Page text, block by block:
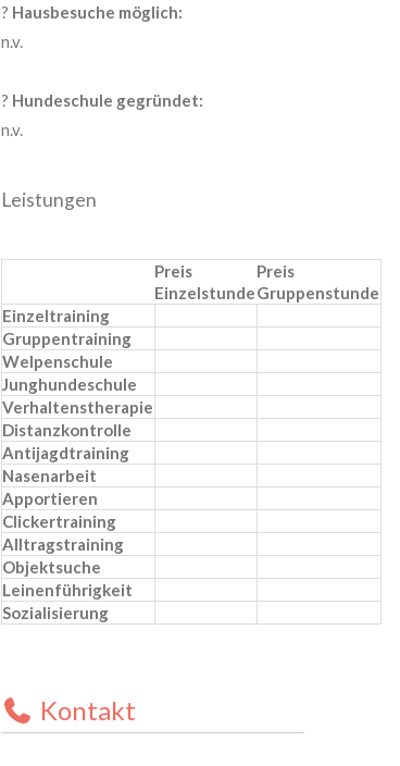
? Hausbesuche möglich:
n.v.
? Hundeschule gegründet:
n.v.
Leistungen
Preis
Einzelstunde
Preis
Gruppenstunde
Einzeltraining
Gruppentraining
Welpenschule
Junghundeschule
Verhaltenstherapie
Distanzkontrolle
Antijagdtraining
Nasenarbeit
Apportieren
Clickertraining
Alltragstraining
Objektsuche
Leinenführigkeit
Sozialisierung
Kontakt